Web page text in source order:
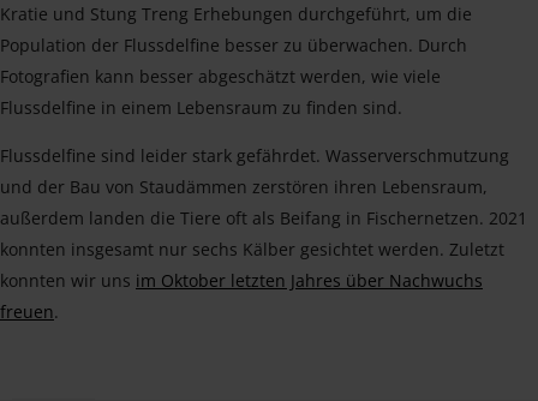
Kratie und Stung Treng Erhebungen durchgeführt, um die
Population der Flussdelfine besser zu überwachen. Durch
Fotografien kann besser abgeschätzt werden, wie viele
Flussdelfine in einem Lebensraum zu finden sind.
Flussdelfine sind leider stark gefährdet. Wasserverschmutzung
und der Bau von Staudämmen zerstören ihren Lebensraum,
außerdem landen die Tiere oft als Beifang in Fischernetzen. 2021
konnten insgesamt nur sechs Kälber gesichtet werden. Zuletzt
konnten wir uns im Oktober letzten Jahres über Nachwuchs
freuen.